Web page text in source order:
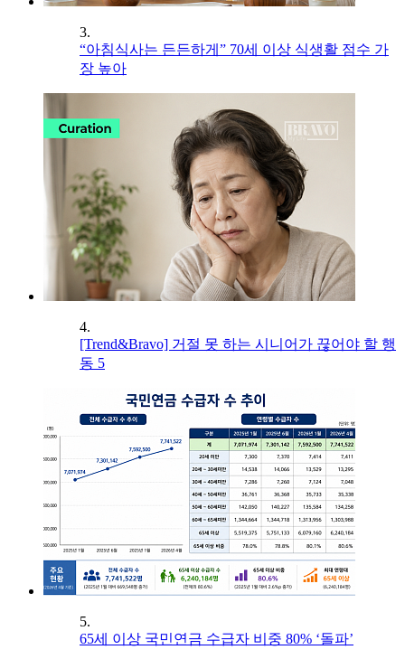
3.
“아침식사는 든든하게” 70세 이상 식생활 점수 가
장 높아
4.
[Trend&Bravo] 거절 못 하는 시니어가 끊어야 할 행
동 5
5.
65세 이상 국민연금 수급자 비중 80% ‘돌파’